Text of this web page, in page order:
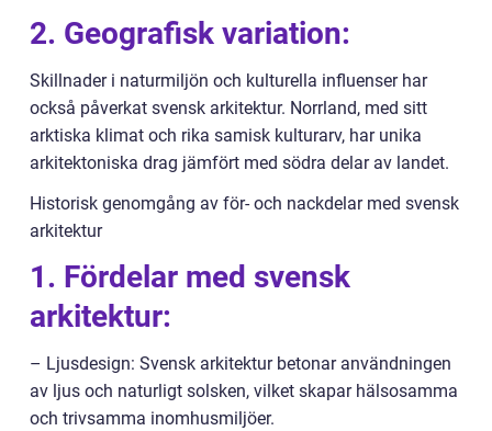
2. Geografisk variation:
Skillnader i naturmiljön och kulturella influenser har
också påverkat svensk arkitektur. Norrland, med sitt
arktiska klimat och rika samisk kulturarv, har unika
arkitektoniska drag jämfört med södra delar av landet.
Historisk genomgång av för- och nackdelar med svensk
arkitektur
1. Fördelar med svensk
arkitektur:
– Ljusdesign: Svensk arkitektur betonar användningen
av ljus och naturligt solsken, vilket skapar hälsosamma
och trivsamma inomhusmiljöer.